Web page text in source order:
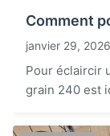
Comment
janvier 29, 2026
Pour éclaircir
grain 240 est